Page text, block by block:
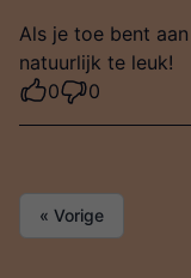
Als je toe bent
natuurlijk te leuk!
0
0
« Vorige